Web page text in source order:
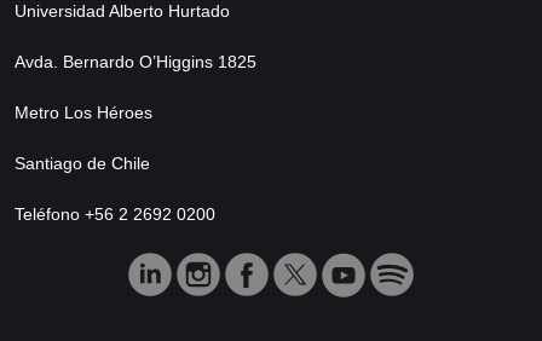
Universidad Alberto Hurtado
Avda. Bernardo O’Higgins 1825
Metro Los Héroes
Santiago de Chile
Teléfono +56 2 2692 0200